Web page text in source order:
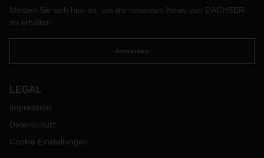
Melden Sie sich hier an, um die neuesten News von DACHSER
zu erhalten.
Anmelden
LEGAL
Impressum
Datenschutz
Cookie Einstellungen